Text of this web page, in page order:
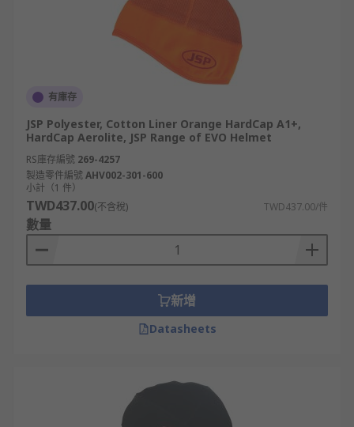
有庫存
JSP Polyester, Cotton Liner Orange HardCap A1+,
HardCap Aerolite, JSP Range of EVO Helmet
RS庫存編號 269-4257
製造零件編號AHV002-301-600
小計（1 件）
TWD437.00(不含稅) TWD437.00/件
數量
新增
Datasheets